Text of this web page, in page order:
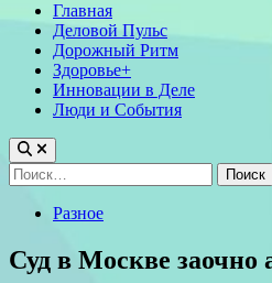
Главная
Деловой Пульс
Дорожный Ритм
Здоровье+
Инновации в Деле
Люди и События
Найти:
PostedРазное
Суд в Москве заочно